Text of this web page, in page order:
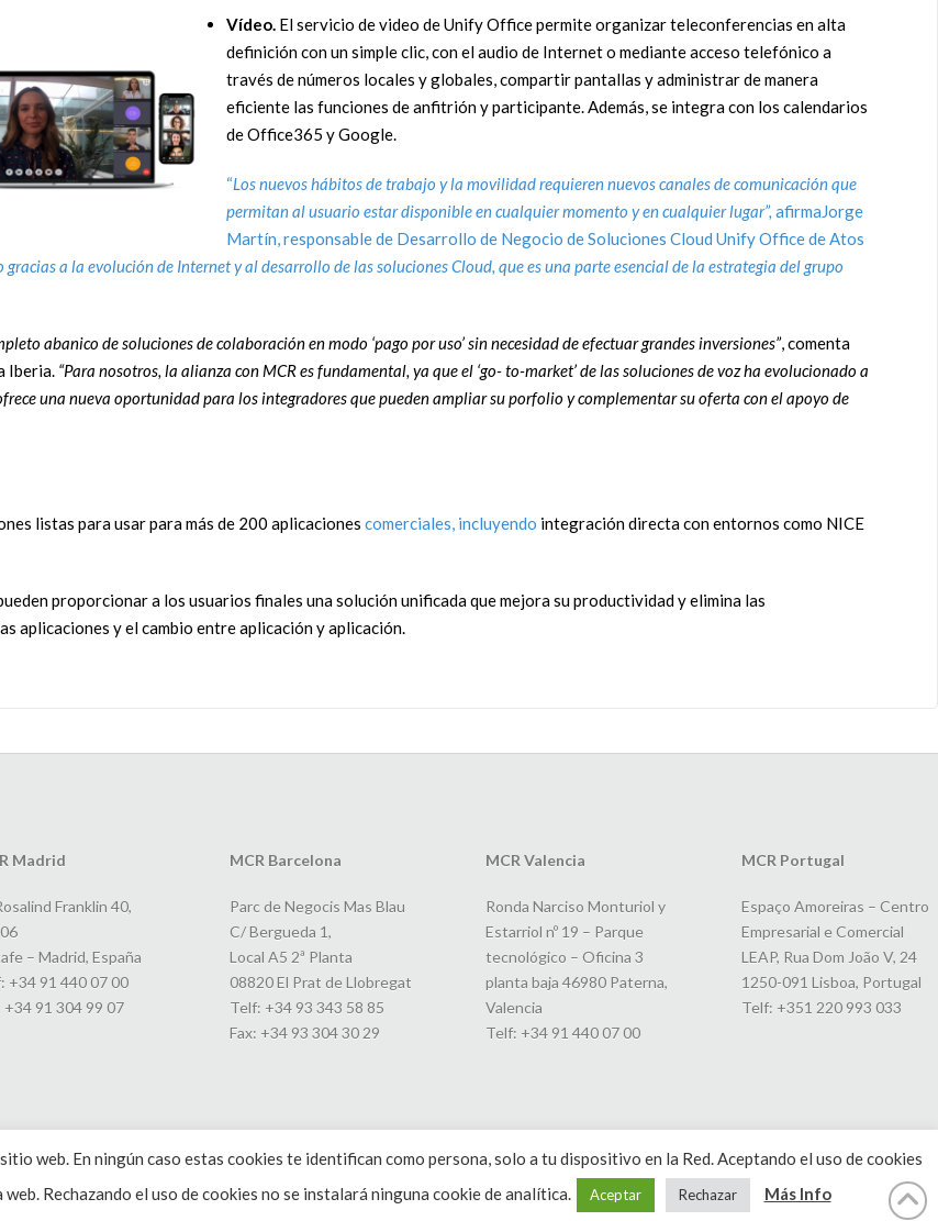
Vídeo. El servicio de video de Unify Office permite organizar teleconferencias en alta
definición con un simple clic, con el audio de Internet o mediante acceso telefónico a
través de números locales y globales, compartir pantallas y administrar de manera
eficiente las funciones de anfitrión y participante. Además, se integra con los calendarios
de Office365 y Google.
“Los nuevos hábitos de trabajo y la movilidad requieren nuevos canales de comunicación que
permitan al usuario estar disponible en cualquier momento y en cualquier lugar”, afirmaJorge
Martín, responsable de Desarrollo de Negocio de Soluciones Cloud Unify Office de Atos
a la evolución de Internet y al desarrollo de las soluciones Cloud, que es una parte esencial de la estrategia del grupo
abanico de soluciones de colaboración en modo ‘pago por uso’ sin necesidad de efectuar grandes inversiones”, comenta
Iberia. “Para nosotros, la alianza con MCR es fundamental, ya que el ‘go- to-market’ de las soluciones de voz ha evolucionado a
una nueva oportunidad para los integradores que pueden ampliar su porfolio y complementar su oferta con el apoyo de
listas para usar para más de 200 aplicaciones comerciales, incluyendo integración directa con entornos como NICE
proporcionar a los usuarios finales una solución unificada que mejora su productividad y elimina las
aplicaciones y el cambio entre aplicación y aplicación.
Madrid
Franklin 40,
– Madrid, España
+34 91 440 07 00
+34 91 304 99 07
MCR Barcelona
Parc de Negocis Mas Blau
C/ Bergueda 1,
Local A5 2ª Planta
08820 El Prat de Llobregat
Telf: +34 93 343 58 85
Fax: +34 93 304 30 29
MCR Valencia
Ronda Narciso Monturiol y
Estarriol nº 19 – Parque
tecnológico – Oficina 3
planta baja 46980 Paterna,
Valencia
Telf: +34 91 440 07 00
MCR Portugal
Espaço Amoreiras – Centro
Empresarial e Comercial
LEAP, Rua Dom João V, 24
1250-091 Lisboa, Portugal
Telf: +351 220 993 033
web. En ningún caso estas cookies te identifican como persona, solo a tu dispositivo en la Red. Aceptando el uso de cookies
Rechazando el uso de cookies no se instalará ninguna cookie de analítica.
Aceptar Rechazar Más Info